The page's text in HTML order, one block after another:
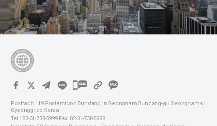
카
오
Postfach 119 Postamt von Bundang in Seongnam Bundang-gu Seongnam-si
Gyeonggi-do Korea
Tel.: 82-31-738-5999 Fax: 82-31-738-5998